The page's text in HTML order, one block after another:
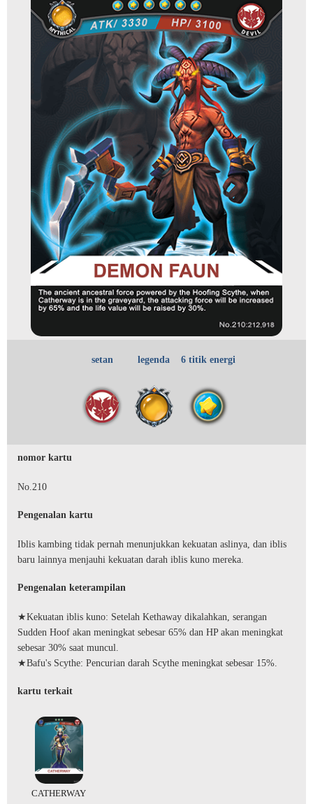
setan legenda 6 titik energi
nomor kartu
No.210
Pengenalan kartu
Iblis kambing tidak pernah menunjukkan kekuatan aslinya, dan iblis
baru lainnya menjauhi kekuatan darah iblis kuno mereka.
Pengenalan keterampilan
★Kekuatan iblis kuno: Setelah Kethaway dikalahkan, serangan
Sudden Hoof akan meningkat sebesar 65% dan HP akan meningkat
sebesar 30% saat muncul.
★Bafu's Scythe: Pencurian darah Scythe meningkat sebesar 15%.
kartu terkait
CATHERWAY